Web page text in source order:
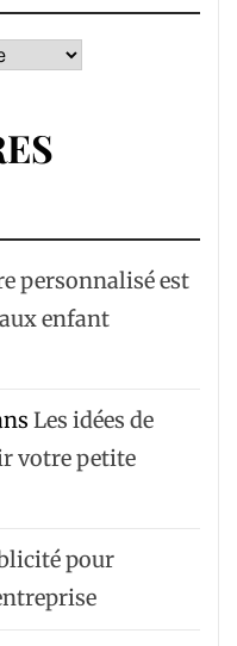
personnalisé est
enfant
Les idées de
votre petite
pour